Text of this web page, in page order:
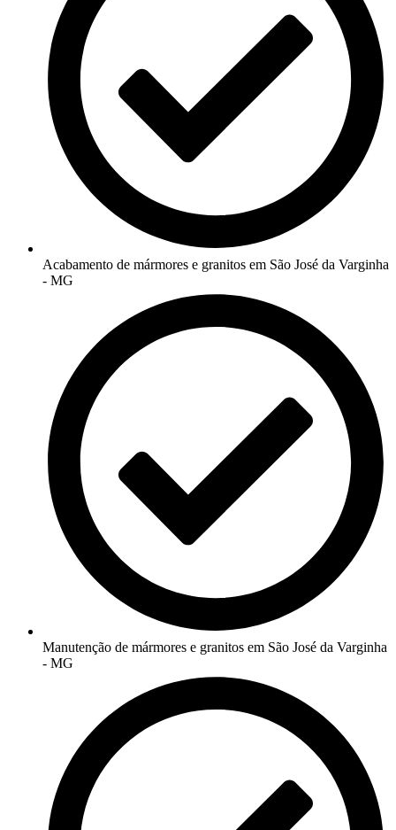
Acabamento de mármores e granitos em São José da Varginha
- MG
Manutenção de mármores e granitos em São José da Varginha
- MG